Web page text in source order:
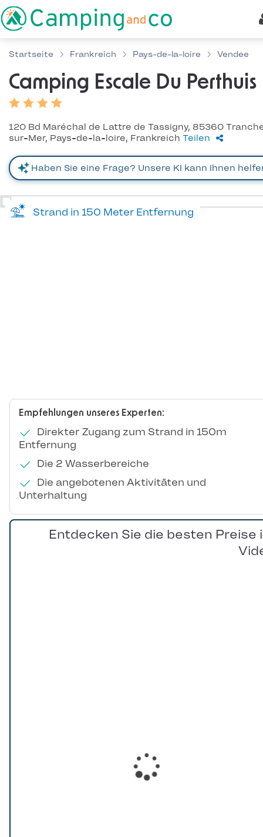
Startseite Frankreich Pays-de-la-loire Vendee
Camping Escale Du Perthuis
120 Bd Maréchal de Lattre de Tassigny, 85360
sur-Mer, Pays-de-la-loire, Frankreich Teilen
Empfehlungen unseres Experten:
Direkter Zugang zum Strand in 150m
Entfernung
Die 2 Wasserbereiche
Die angebotenen Aktivitäten und
Unterhaltung
Strand in 150 Meter Entfernung
Entdecken Sie die besten Preise